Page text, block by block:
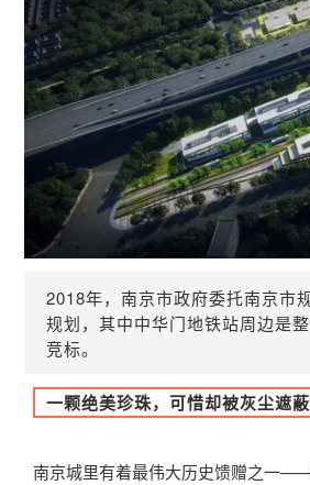
2018年，南京市政府委托南京市
规划，其中中华门地铁站周边是
竞标。
一颗绝美珍珠，可惜却被灰尘遮
南京城里有着最伟大历史馈赠之一